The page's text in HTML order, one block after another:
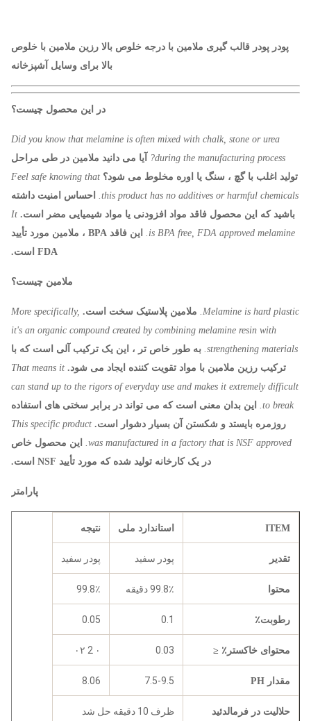
پودر پودر قالب گیری ملامین با درجه خلوص بالا رزین ملامین با خلوص
بالا برای وسایل آشپزخانه
در این محصول چیست؟
Did you know that melamine is often mixed with chalk, stone or urea
during the manufacturing process?
آیا می دانید ملامین در طی مراحل
تولید اغلب با گچ ، سنگ یا اوره مخلوط می شود؟ Feel safe knowing that
this product has no additives or harmful chemicals.
احساس امنیت داشته
باشید که این محصول فاقد مواد افزودنی یا مواد شیمیایی مضر است. It
is BPA free, FDA approved melamine.
این فاقد BPA ، ملامین مورد تأیید
FDA است.
ملامین چیست؟
Melamine is hard plastic. ملامین پلاستیک سخت است. More specifically,
it's an organic compound created by combining melamine resin with
strengthening materials. به طور خاص تر ، این یک ترکیب آلی است که با
ترکیب رزین ملامین با مواد تقویت کننده ایجاد می شود. That means it
can stand up to the rigors of everyday use and makes it extremely difficult
to break.
این بدان معنی است که می تواند در برابر سختی های استفاده
روزمره بایستد و شکستن آن بسیار دشوار است. This specific product
was manufactured in a factory that is NSF approved.
این محصول خاص
در یک کارخانه تولید شده که مورد تأیید NSF است.
پارامتر
ITEM استاندارد ملی نتیجه
تقدیر پودر سفید پودر سفید
محتوا 99.8٪ دقیقه 99.8٪
رطوبت٪ 0.1
0.05
محتوای خاکستر٪ ≤ 0.03 ۰ 2 ۰۲
مقدار PH 7.5-9.5
8.06
حلالیت در فرمالدئید ظرف 10 دقیقه حل شد